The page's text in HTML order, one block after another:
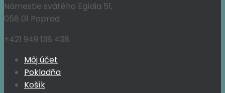
Námestie svätého Egídia 51,
058 01 Poprad
+421 949 138 438
Môj účet
Pokladňa
Košík